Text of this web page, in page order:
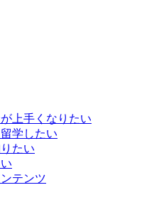
上手くなりたい
学したい
たい
テンツ